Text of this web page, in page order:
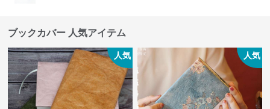
ブックカバー 人気アイテム
人気 人気